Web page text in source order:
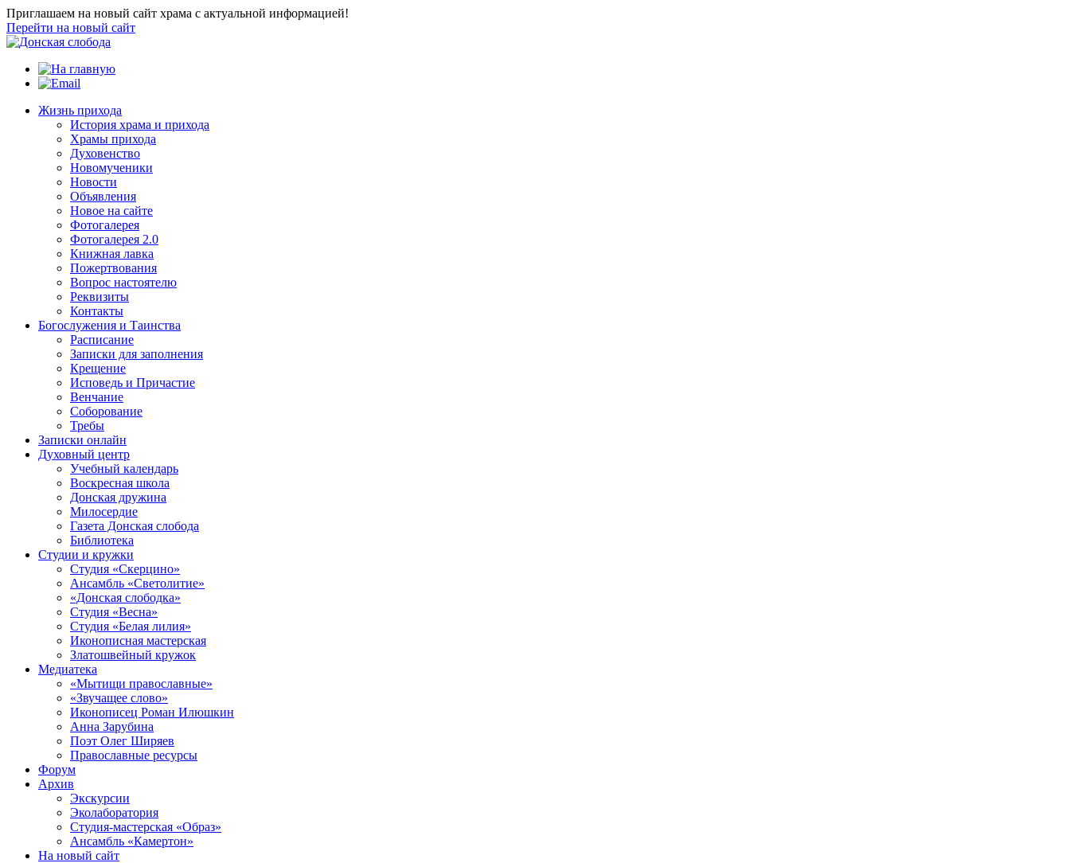
Приглашаем на новый сайт храма с актуальной информацией!
Перейти на новый сайт
Жизнь прихода
История храма и прихода
Храмы прихода
Духовенство
Новомученики
Новости
Объявления
Новое на сайте
Фотогалерея
Фотогалерея 2.0
Книжная лавка
Пожертвования
Вопрос настоятелю
Реквизиты
Контакты
Богослужения и Таинства
Расписание
Записки для заполнения
Крещение
Исповедь и Причастие
Венчание
Соборование
Требы
Записки онлайн
Духовный центр
Учебный календарь
Воскресная школа
Донская дружина
Милосердие
Газета Донская слобода
Библиотека
Студии и кружки
Студия «Скерцино»
Ансамбль «Светолитие»
«Донская слободка»
Студия «Весна»
Студия «Белая лилия»
Иконописная мастерская
Златошвейный кружок
Медиатека
«Мытищи православные»
«Звучащее слово»
Иконописец Роман Илюшкин
Анна Зарубина
Поэт Олег Ширяев
Православные ресурсы
Форум
Архив
Экскурсии
Эколаборатория
Студия-мастерская «Образ»
Ансамбль «Камертон»
На новый сайт